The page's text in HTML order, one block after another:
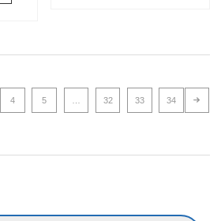
4 5 … 32 33 34